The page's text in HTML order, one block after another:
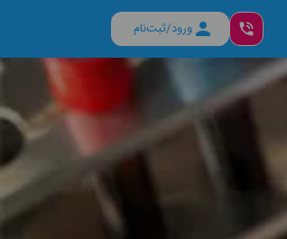
ورود/ثبت‌نام